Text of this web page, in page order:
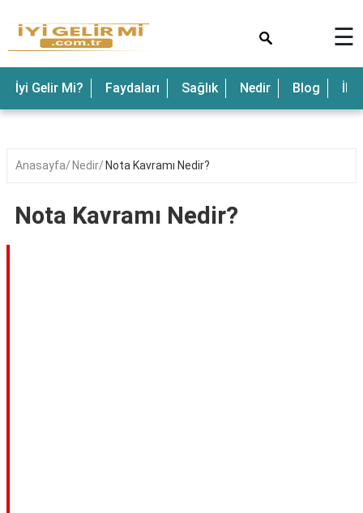
☰
İyi Gelir Mi? Faydaları Sağlık Nedir Blog
Anasayfa Nedir Nota Kavramı Nedir?
Nota Kavramı Nedir?